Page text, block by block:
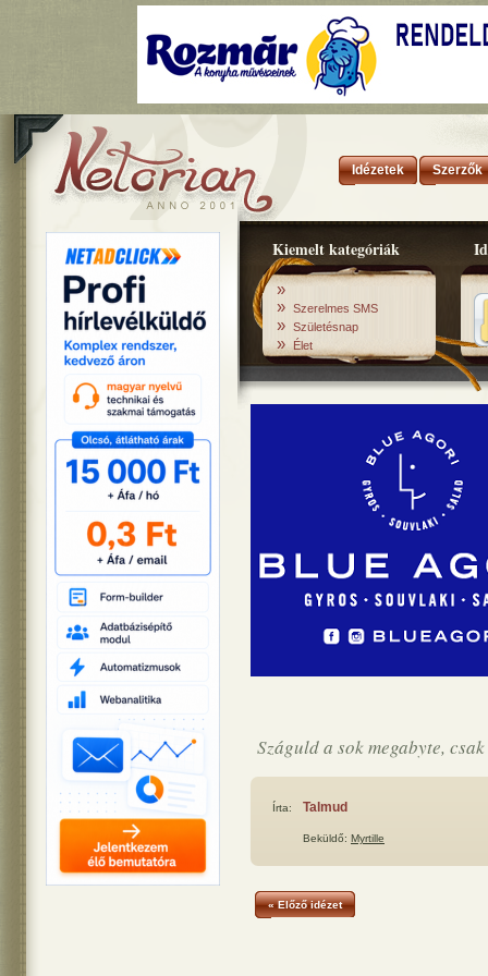
Idézetek Szerzők
Kiemelt kategóriák
»
» Szerelmes SMS
» Születésnap
» Élet
Száguld a sok megabyte,
Írta: Talmud
Beküldő: Myrtille
« Előző idézet